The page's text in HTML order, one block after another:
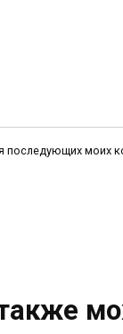
последующих моих